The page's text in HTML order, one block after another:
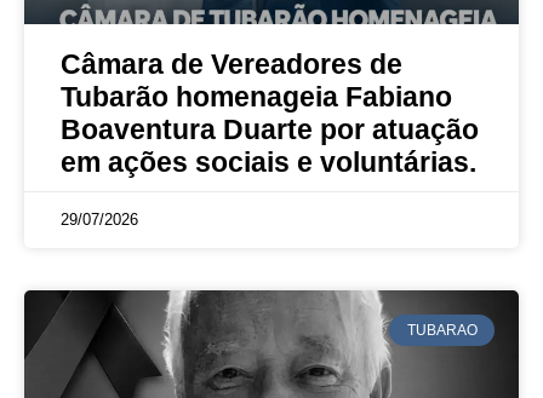
Câmara de Vereadores de
Tubarão homenageia Fabiano
Boaventura Duarte por atuação
em ações sociais e voluntárias.
29/07/2026
TUBARAO